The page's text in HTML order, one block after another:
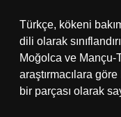
Türkçe, kökeni
dili olarak
Moğolca ve Mançu-
araştırmacılara
bir parçası olarak